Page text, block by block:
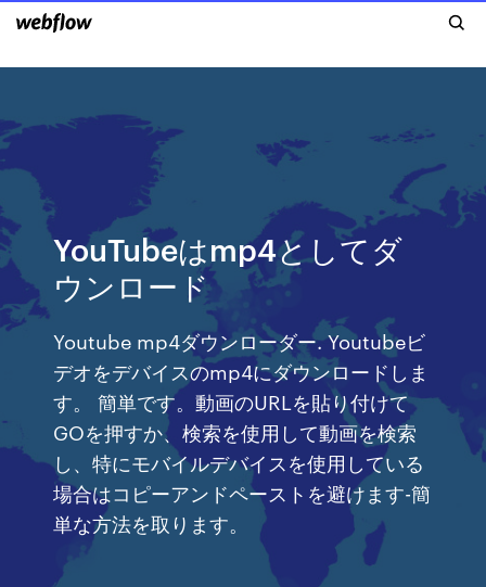
YouTubeはmp4としてダ
ウンロード
Youtube mp4ダウンローダー. Youtubeビ
デオをデバイスのmp4にダウンロードしま
す。 簡単です。動画のURLを貼り付けて
GOを押すか、検索を使用して動画を検索
し、特にモバイルデバイスを使用している
場合はコピーアンドペーストを避けます-簡
単な方法を取ります。